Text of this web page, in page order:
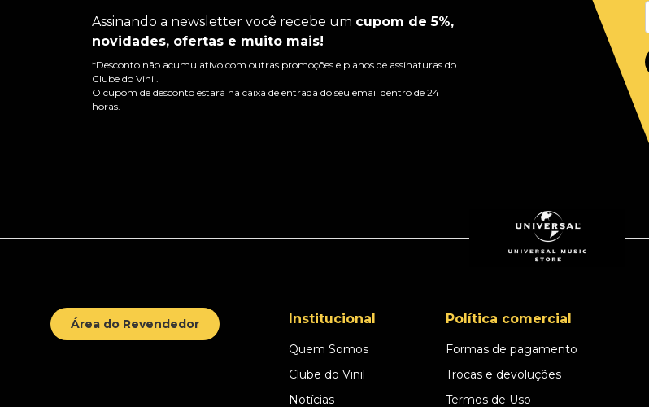
Assinando a newsletter você recebe um cupom de 5%,
novidades, ofertas e muito mais!
*Desconto não acumulativo com outras promoções e planos de assinaturas do
Clube do Vinil.
O cupom de desconto estará na caixa de entrada do seu email dentro de 24
horas.
Área do Revendedor Institucional
Quem Somos
Clube do Vinil
Notícias
Política comercial
Formas de pagamento
Trocas e devoluções
Termos de Uso